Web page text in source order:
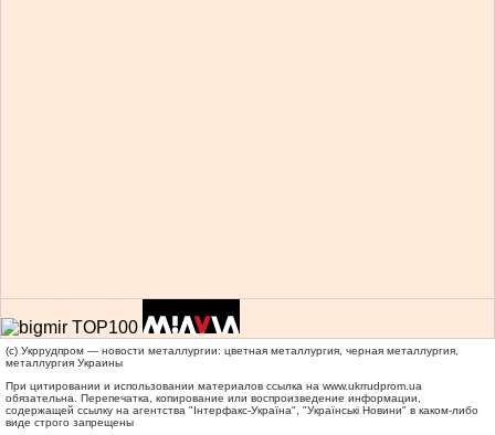
(c) Укррудпром — новости металлургии: цветная металлургия, черная металлургия,
металлургия Украины
При цитировании и использовании материалов ссылка на www.ukrrudprom.ua
обязательна. Перепечатка, копирование или воспроизведение информации,
содержащей ссылку на агентства "Iнтерфакс-Україна", "Українськi Новини" в каком-либо
виде строго запрещены